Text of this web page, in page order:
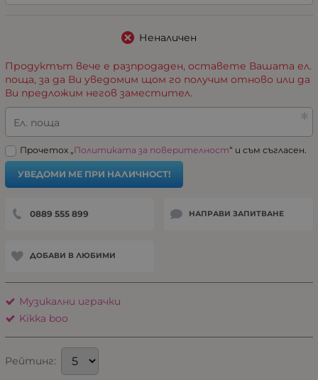
Неналичен
Продуктът вече е разпродаден, оставете Вашата ел.
поща, за да Ви уведомим щом го получим отново или да
Ви предложим негов заместител.
Ел. поща
Прочетох „Политиката за поверителност“ и съм съгласен.
УВЕДОМИ МЕ ПРИ НАЛИЧНОСТ!
0889 555 899 НАПРАВИ ЗАПИТВАНЕ
ДОБАВИ В ЛЮБИМИ
Музикални играчки
Kikka boo
Рейтинг: